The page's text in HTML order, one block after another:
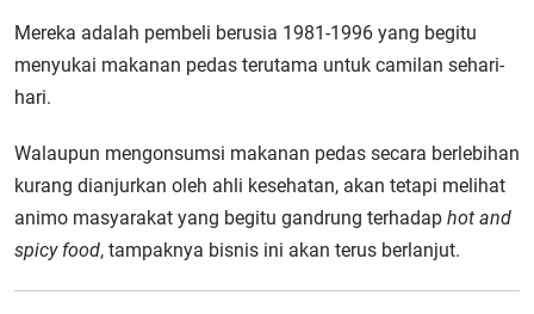
Mereka adalah pembeli berusia 1981-1996 yang begitu
menyukai makanan pedas terutama untuk camilan sehari-
hari.
Walaupun mengonsumsi makanan pedas secara berlebihan
kurang dianjurkan oleh ahli kesehatan, akan tetapi melihat
animo masyarakat yang begitu gandrung terhadap hot and
spicy food, tampaknya bisnis ini akan terus berlanjut.